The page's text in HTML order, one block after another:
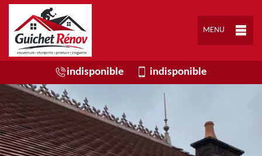
MENU
indisponible indisponible